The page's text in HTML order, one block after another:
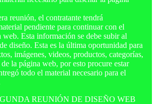
reunión, el contratante tendrá
pendiente para continuar con el
web. Esta información se debe subir al
diseño. Esta es la última oportunidad para
imágenes, videos, productos, categorías,
la página web, por esto procure estar
todo el material necesario para el
REUNIÓN DE DISEÑO WEB